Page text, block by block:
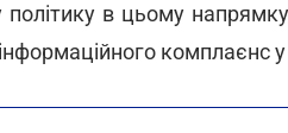
політику в цьому
комплаєнс